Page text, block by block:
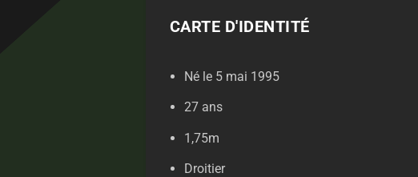
CARTE D'IDENTITÉ
Né le 5 mai 1995
27 ans
1,75m
Droitier